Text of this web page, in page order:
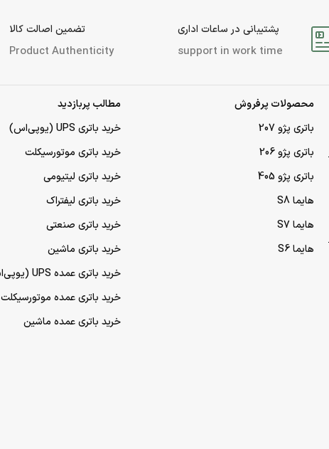
پشتیبانی در ساعات اداری
support in work time
تضمین اصالت کالا
Product Authenticity
محصولات پرفروش
باتری پژو 207
باتری پژو 206
باتری پژو 405
هایما S8
هایما S7
هایما S6
مطالب پربازدید
خرید باتری UPS (یو‌پی‌اس)
خرید باتری موتورسیکلت
خرید باتری لیتیومی
خرید باتری لیفتراک
خرید باتری صنعتی
خرید باتری ماشین
خرید باتری عمده UPS (یو‌پی‌اس)
خرید باتری عمده موتورسیکلت
خرید باتری عمده ماشین